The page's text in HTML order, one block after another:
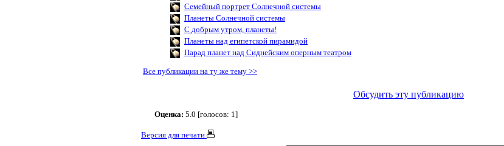
Семейный портрет Солнечной системы
Планеты Солнечной системы
С добрым утром, планеты!
Планеты над египетской пирамидой
Парад планет над Сиднейским оперным театром
Все публикации на ту же тему >>
Обсудить эту публикацию
Оценка: 5.0 [голосов: 1]
Версия для печати